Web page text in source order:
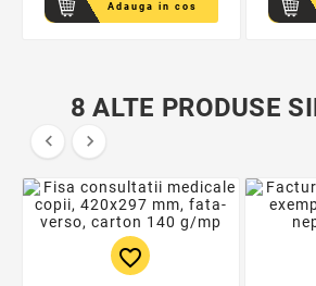
Adauga in cos
8 ALTE PRODUSE
 
favorite_border